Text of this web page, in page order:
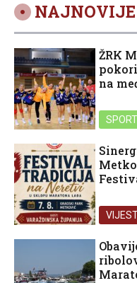
NAJNOVIJE
ŽRK
pokorili
na
SPORT